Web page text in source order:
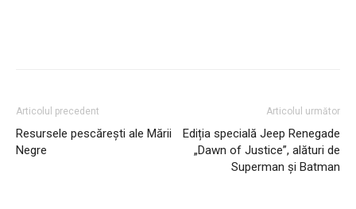
Articolul precedent
Resursele pescărești ale Mării
Negre
Articolul următor
Ediția specială Jeep Renegade
„Dawn of Justice”, alături de
Superman și Batman